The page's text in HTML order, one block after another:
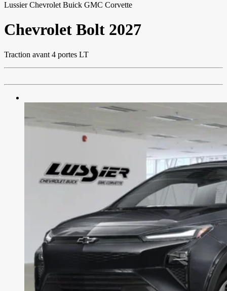
Lussier Chevrolet Buick GMC Corvette
Chevrolet Bolt 2027
Traction avant 4 portes LT